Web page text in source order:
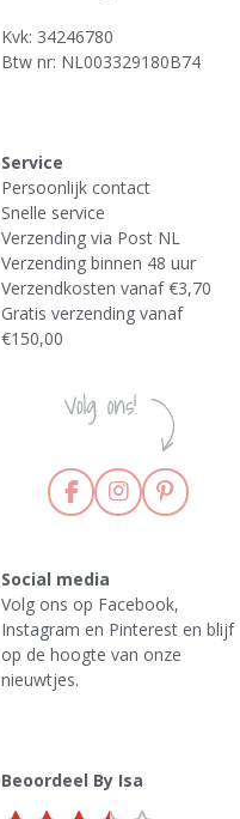
Kvk: 34246780
Btw nr: NL003329180B74
Service
Persoonlijk contact
Snelle service
Verzending via Post NL
Verzending binnen 48 uur
Verzendkosten vanaf €3,70
Gratis verzending vanaf
€150,00
F
a
b
o
o
k
I
n
g
r
a
P
i
r
e
s
Social media
Volg ons op Facebook,
Instagram en Pinterest en blijf
op de hoogte van onze
nieuwtjes.
Beoordeel By Isa